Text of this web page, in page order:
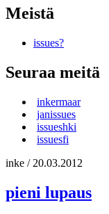
Meistä
issues?
Seuraa meitä
inkermaar
janissues
issueshki
issuesfi
inke / 20.03.2012
pieni lupaus